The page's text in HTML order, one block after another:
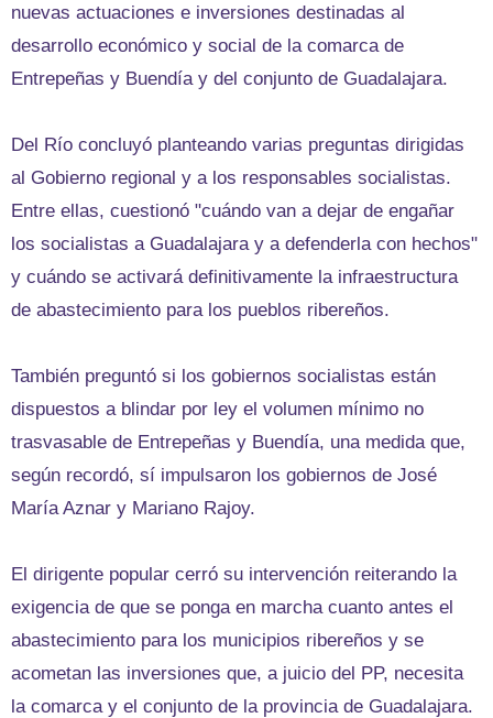
nuevas actuaciones e inversiones destinadas al
desarrollo económico y social de la comarca de
Entrepeñas y Buendía y del conjunto de Guadalajara.
Del Río concluyó planteando varias preguntas dirigidas
al Gobierno regional y a los responsables socialistas.
Entre ellas, cuestionó "cuándo van a dejar de engañar
los socialistas a Guadalajara y a defenderla con hechos"
y cuándo se activará definitivamente la infraestructura
de abastecimiento para los pueblos ribereños.
También preguntó si los gobiernos socialistas están
dispuestos a blindar por ley el volumen mínimo no
trasvasable de Entrepeñas y Buendía, una medida que,
según recordó, sí impulsaron los gobiernos de José
María Aznar y Mariano Rajoy.
El dirigente popular cerró su intervención reiterando la
exigencia de que se ponga en marcha cuanto antes el
abastecimiento para los municipios ribereños y se
acometan las inversiones que, a juicio del PP, necesita
la comarca y el conjunto de la provincia de Guadalajara.